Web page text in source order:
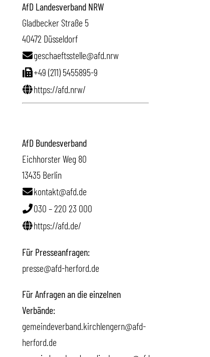
AfD Landesverband NRW
Gladbecker Straße 5
40472 Düsseldorf
geschaeftsstelle@afd.nrw
+49 (211) 5455895-9
https://afd.nrw/
AfD Bundesverband
Eichhorster Weg 80
13435 Berlin
kontakt@afd.de
030 – 220 23 000
https://afd.de/
Für Presseanfragen:
presse@afd-herford.de
Für Anfragen an die einzelnen
Verbände:
gemeindeverband.kirchlengern@afd-
herford.de